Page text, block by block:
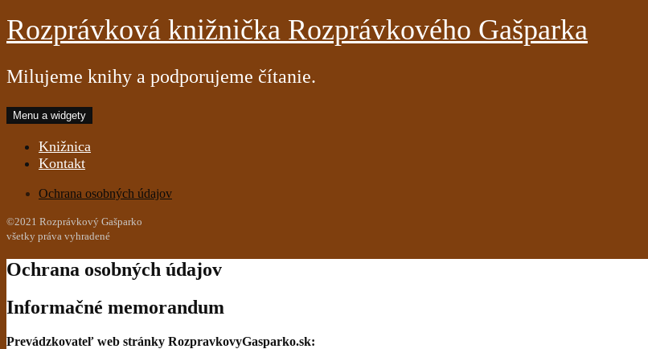
Preskočiť
na
obsah
Rozprávková knižnička Rozprávkového Gašparka
Milujeme knihy a podporujeme čítanie.
Menu a widgety
Knižnica
Kontakt
Ochrana osobných údajov
©2021 Rozprávkový Gašparko
všetky práva vyhradené
Ochrana osobných údajov
Informačné memorandum
Prevádzkovateľ web stránky RozpravkovyGasparko.sk: